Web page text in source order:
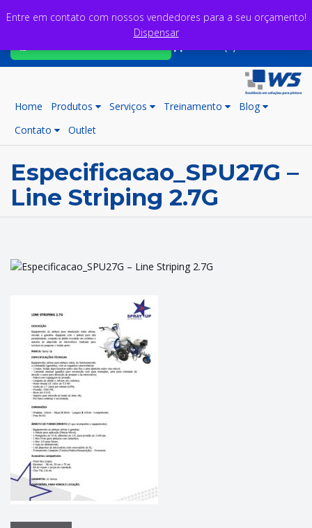
Home Produtos Serviços Treinamento
Blog
Contato
Outlet
Especificacao_SPU27G –
Line Striping 2.7G
Entre em contato com nossos vendedores para a seu orçamento!
Dispensar